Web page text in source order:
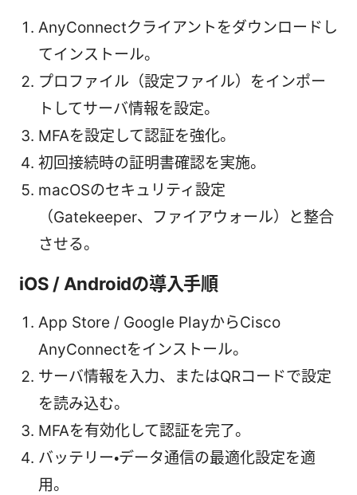
AnyConnectクライアントをダウンロードし
てインストール。
プロファイル（設定ファイル）をインポー
トしてサーバ情報を設定。
MFAを設定して認証を強化。
初回接続時の証明書確認を実施。
macOSのセキュリティ設定
（Gatekeeper、ファイアウォール）と整合
させる。
iOS / Androidの導入手順
App Store / Google PlayからCisco
AnyConnectをインストール。
サーバ情報を入力、またはQRコードで設定
を読み込む。
MFAを有効化して認証を完了。
バッテリー・データ通信の最適化設定を適
用。